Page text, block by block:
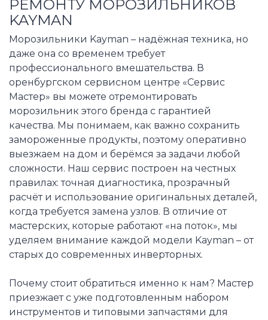
РЕМОНТУ МОРОЗИЛЬНИКОВ
KAYMAN
Морозильники Kayman – надёжная техника, но
даже она со временем требует
профессионального вмешательства. В
оренбургском сервисном центре «Сервис
Мастер» вы можете отремонтировать
морозильник этого бренда с гарантией
качества. Мы понимаем, как важно сохранить
замороженные продукты, поэтому оперативно
выезжаем на дом и берёмся за задачи любой
сложности. Наш сервис построен на честных
правилах: точная диагностика, прозрачный
расчёт и использование оригинальных деталей,
когда требуется замена узлов. В отличие от
мастерских, которые работают «на поток», мы
уделяем внимание каждой модели Kayman – от
старых до современных инверторных.
Почему стоит обратиться именно к нам? Мастер
приезжает с уже подготовленным набором
инструментов и типовыми запчастями для